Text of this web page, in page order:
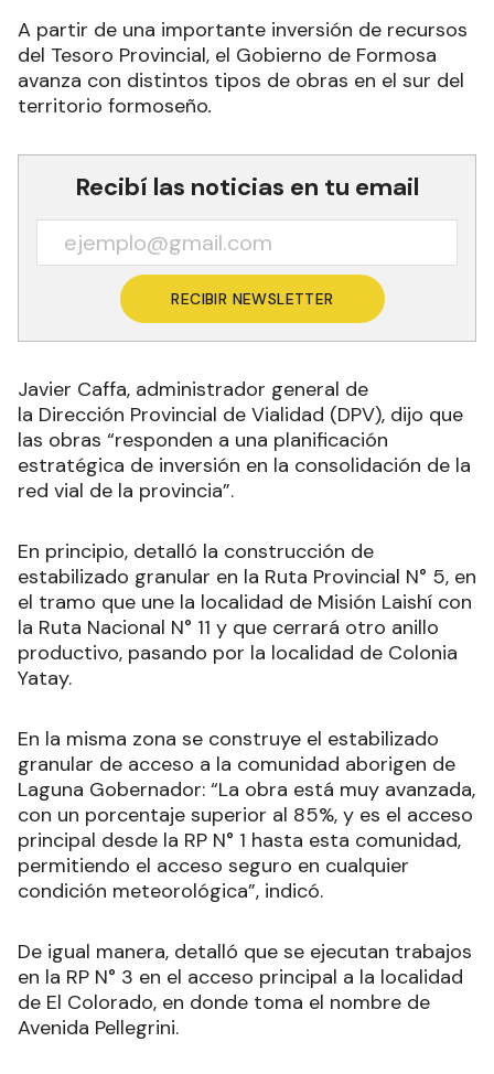
A partir de una importante inversión de recursos
del Tesoro Provincial, el Gobierno de Formosa
avanza con distintos tipos de obras en el sur del
territorio formoseño.
Recibí las noticias en tu email
RECIBIR NEWSLETTER
Javier Caffa, administrador general de
la Dirección Provincial de Vialidad (DPV), dijo que
las obras “responden a una planificación
estratégica de inversión en la consolidación de la
red vial de la provincia”.
En principio, detalló la construcción de
estabilizado granular en la Ruta Provincial N° 5, en
el tramo que une la localidad de Misión Laishí con
la Ruta Nacional N° 11 y que cerrará otro anillo
productivo, pasando por la localidad de Colonia
Yatay.
En la misma zona se construye el estabilizado
granular de acceso a la comunidad aborigen de
Laguna Gobernador: “La obra está muy avanzada,
con un porcentaje superior al 85%, y es el acceso
principal desde la RP N° 1 hasta esta comunidad,
permitiendo el acceso seguro en cualquier
condición meteorológica”, indicó.
De igual manera, detalló que se ejecutan trabajos
en la RP N° 3 en el acceso principal a la localidad
de El Colorado, en donde toma el nombre de
Avenida Pellegrini.